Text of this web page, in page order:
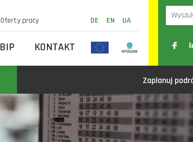
Oferty pracy DE EN UA
BIP KONTAKT A-
Zaplanuj